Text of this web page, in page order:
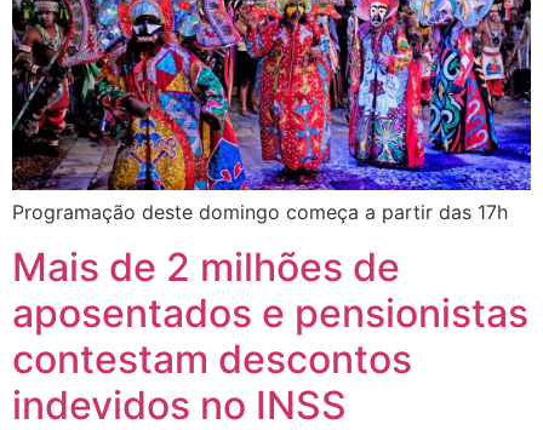
Programação deste domingo começa a partir das 17h
Mais de 2 milhões de
aposentados e pensionistas
contestam descontos
indevidos no INSS